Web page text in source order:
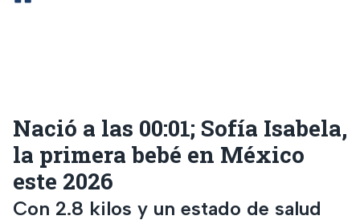
Nació a las 00:01; Sofía Isabela,
la primera bebé en México
este 2026
Con 2.8 kilos y un estado de salud